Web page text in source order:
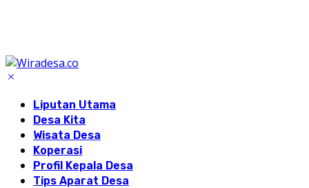
Liputan Utama
Desa Kita
Wisata Desa
Koperasi
Profil Kepala Desa
Tips Aparat Desa